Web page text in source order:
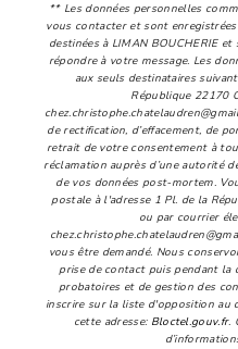
** Les données personnelles
vous contacter et sont
destinées à LIMAN BOUCHERIE
répondre à votre message. Les
aux seuls destinataires
République 22170
de rectification, d’effacement, de
retrait de votre consentement à
réclamation auprès d’une autorité
de vos données post-mortem.
postale à l'adresse 1 Pl. de la
ou par courrier
vous être demandé. Nous
prise de contact puis pendant la
probatoires et de gestion des
inscrire sur la liste d'opposition au
cette adresse: Bloctel.gouv.fr.